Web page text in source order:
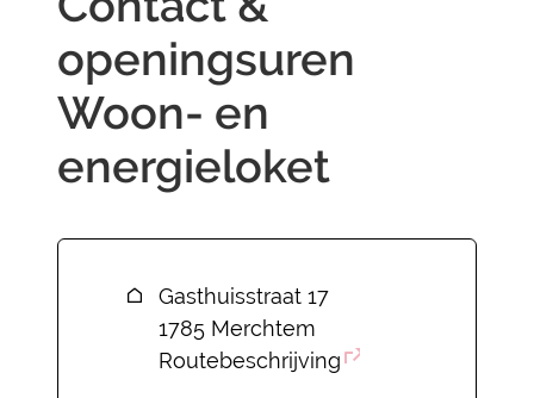
openingsuren
Woon- en
energieloket
Adres
Gasthuisstraat 17
,1785 Merchtem
Routebeschrijving